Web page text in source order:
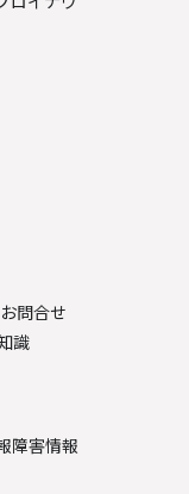
お問合せ
識
障害情報